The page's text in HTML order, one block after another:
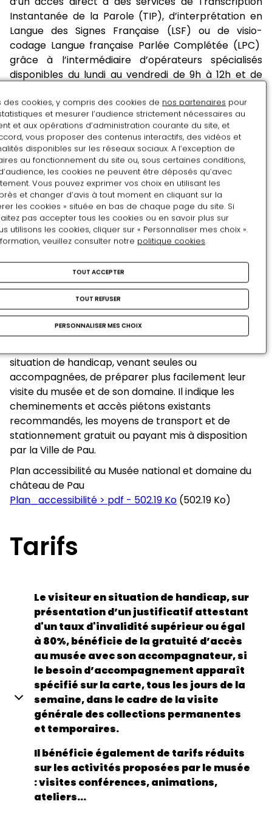
Instantanée de la Parole (TIP), d’interprétation en
Langue des Signes Française (LSF) ou de visio-
codage Langue française Parlée Complétée (LPC)
grâce à l’intermédiaire d’opérateurs spécialisés
disponibles du lundi au vendredi de 9h à 12h et de
Le musée propose gratuitement aux visiteurs sourds
et malentendants le téléchargement gratuit sur
téléphone des commentaires du parcours de visite
(et des expositions selon la période) via l'application
"Château de Pau"
L'application offre la prestation en 3 langues :
français, anglais et espagnol.
l'application :ici
Plan d'accessibilité
situation de handicap, venant seules ou
accompagnées, de préparer plus facilement leur
visite du musée et de son domaine. Il indique les
cheminements et accès piétons existants
recommandés, les moyens de transport et de
stationnement gratuit ou payant mis à disposition
par la Ville de Pau.
Plan accessibilité au Musée national et domaine du
château de Pau
Plan_accessibilité > pdf - 502.19 Ko (502.19 Ko)
Tarifs
Le visiteur en situation de handicap, sur
présentation d’un justificatif attestant
d'un taux d'invalidité supérieur ou égal
à 80%, bénéficie de la gratuité d’accès
au musée avec son accompagnateur, si
le besoin d’accompagnement apparaît
spécifié sur la carte, tous les jours de la
semaine, dans le cadre de la visite
générale des collections permanentes
et temporaires.
Il bénéficie également de tarifs réduits
sur les activités proposées par le musée
: visites conférences, animations,
ateliers...
des cookies, y compris des cookies de nos partenaires pour
et mesurer l’audience strictement nécessaires au
et aux opérations d’administration courante du site, et
vous proposer des contenus interactifs, des vidéos et
disponibles sur les réseaux sociaux. A l’exception de
au fonctionnement du site ou, sous certaines conditions,
les cookies ne peuvent être déposés qu’avec
Vous pouvez exprimer vos choix en utilisant les
et changer d’avis à tout moment en cliquant sur la
les cookies » située en bas de chaque page du site. Si
pas accepter tous les cookies ou en savoir plus sur
utilisons les cookies, cliquer sur « Personnaliser mes choix ».
veuillez consulter notre politique cookies.
TOUT ACCEPTER
TOUT REFUSER
PERSONNALISER MES CHOIX